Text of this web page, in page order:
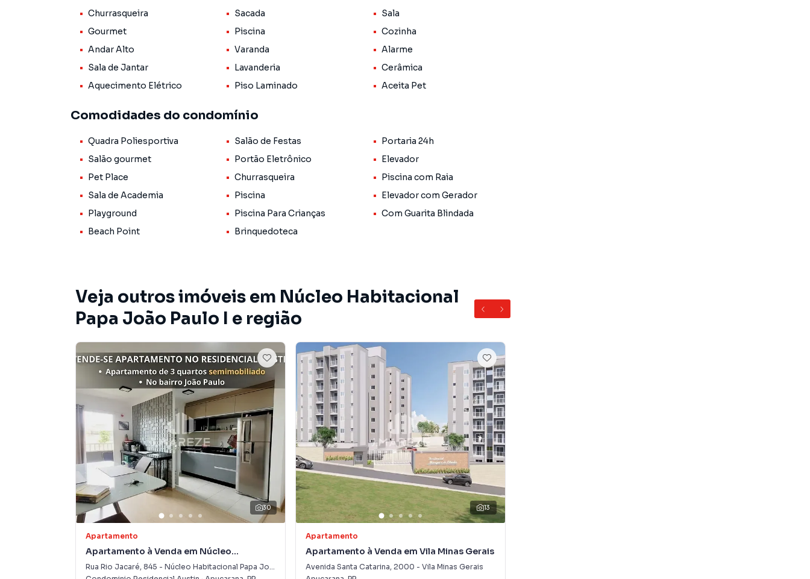
Churrasqueira Sacada
Sala
Gourmet
Piscina
Cozinha
Andar Alto
Varanda
Alarme
Sala de Jantar
Lavanderia
Cerâmica
Aquecimento Elétrico
Piso Laminado Aceita Pet
Comodidades do condomínio
Quadra Poliesportiva Salão de Festas
Portaria 24h
Salão gourmet
Portão Eletrônico
Elevador
Pet Place
Churrasqueira
Piscina com Raia
Sala de Academia
Piscina
Elevador com Gerador
Playground
Piscina Para Crianças
Com Guarita Blindada
Beach Point
Brinquedoteca
Veja outros imóveis em Núcleo Habitacional
Papa João Paulo I e região
30
Apartamento
Apartamento à Venda em Núcleo
Habitacional Papa João Paulo I
Rua Rio Jacaré, 845 - Núcleo Habitacional Papa João Paulo I
13
Apartamento
Apartamento à Venda em Vila Minas Gerais
Avenida Santa Catarina, 2000 - Vila Minas Gerais